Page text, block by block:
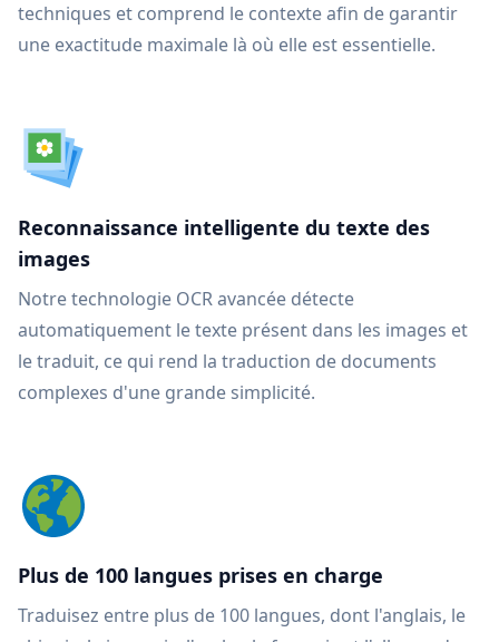
techniques et comprend le contexte afin de garantir
une exactitude maximale là où elle est essentielle.
Reconnaissance intelligente du texte des
images
Notre technologie OCR avancée détecte
automatiquement le texte présent dans les images et
le traduit, ce qui rend la traduction de documents
complexes d'une grande simplicité.
Plus de 100 langues prises en charge
Traduisez entre plus de 100 langues, dont l'anglais, le